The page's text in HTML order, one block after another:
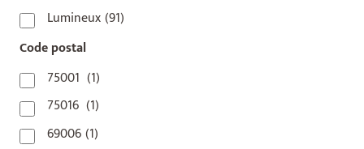
Lumineux(91)
Code postal
75001 (1)
75016 (1)
69006(1)